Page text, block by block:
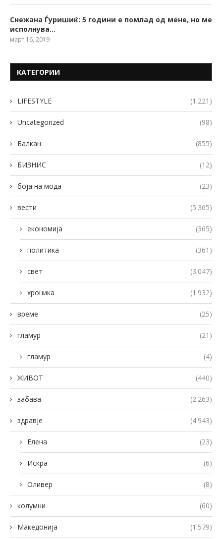
Снежана Ѓуришиќ: 5 години е помлад од мене, но ме
исполнува…
март 16, 2019
КАТЕГОРИИ
LIFESTYLE (1.221)
Uncategorized (98)
Балкан (855)
БИЗНИС (12)
боја на мода (23)
вести (5.365)
економија (365)
политика (361)
свет (3.047)
хроника (1.932)
време (25)
гламур (21)
гламур (4)
ЖИВОТ (440)
забава (2.263)
здравје (4.943)
Елена (23)
Искра (6)
Оливер (8)
колумни (60)
Македонија (1.579)